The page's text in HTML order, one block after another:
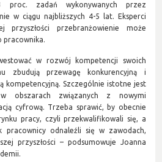
proc. zadań wykonywanych przez
w ciągu najbliższych 4-5 lat. Eksperci
przyszłości przebranżowienie może
pracownika.
w rozwój kompetencji swoich
zbudują przewagę konkurencyjną i
kompetencyjną. Szczególnie istotne jest
obszarach związanych z nowymi
cyfrową. Trzeba sprawić, by obecnie
pracy, czyli przekwalifikowali się, a
pracownicy odnaleźli się w zawodach,
przyszłości – podsumowuje Joanna